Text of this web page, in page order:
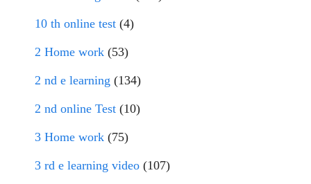
10 th online test (4)
2 Home work (53)
2 nd e learning (134)
2 nd online Test (10)
3 Home work (75)
3 rd e learning video (107)